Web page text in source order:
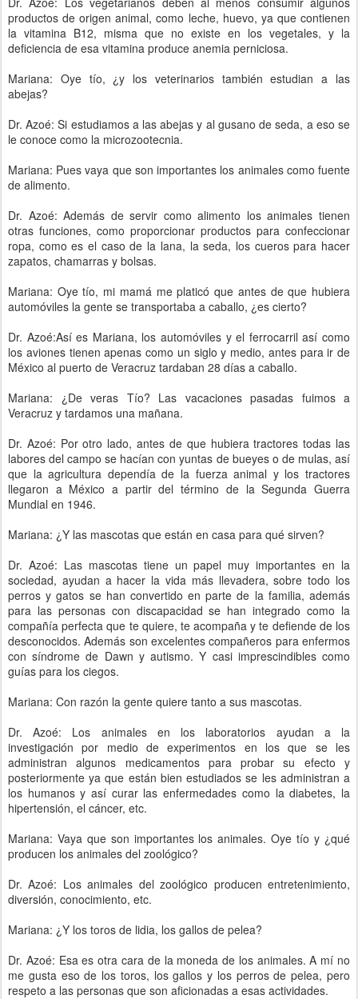
productos de origen animal, como leche, huevo, ya que contienen
la vitamina B12, misma que no existe en los vegetales, y la
deficiencia de esa vitamina produce anemia perniciosa.
Mariana: Oye tío, ¿y los veterinarios también estudian a las
abejas?
Dr. Azoé: Si estudiamos a las abejas y al gusano de seda, a eso se
le conoce como la microzootecnia.
Mariana: Pues vaya que son importantes los animales como fuente
de alimento.
Dr. Azoé: Además de servir como alimento los animales tienen
otras funciones, como proporcionar productos para confeccionar
ropa, como es el caso de la lana, la seda, los cueros para hacer
zapatos, chamarras y bolsas.
Mariana: Oye tío, mi mamá me platicó que antes de que hubiera
automóviles la gente se transportaba a caballo, ¿es cierto?
Dr. Azoé:Así es Mariana, los automóviles y el ferrocarril así como
los aviones tienen apenas como un siglo y medio, antes para ir de
México al puerto de Veracruz tardaban 28 días a caballo.
Mariana: ¿De veras Tío? Las vacaciones pasadas fuimos a
Veracruz y tardamos una mañana.
Dr. Azoé: Por otro lado, antes de que hubiera tractores todas las
labores del campo se hacían con yuntas de bueyes o de mulas, así
que la agricultura dependía de la fuerza animal y los tractores
llegaron a México a partir del término de la Segunda Guerra
Mundial en 1946.
Mariana: ¿Y las mascotas que están en casa para qué sirven?
Dr. Azoé: Las mascotas tiene un papel muy importantes en la
sociedad, ayudan a hacer la vida más llevadera, sobre todo los
perros y gatos se han convertido en parte de la familia, además
para las personas con discapacidad se han integrado como la
compañía perfecta que te quiere, te acompaña y te defiende de los
desconocidos. Además son excelentes compañeros para enfermos
con síndrome de Dawn y autismo. Y casi imprescindibles como
guías para los ciegos.
Mariana: Con razón la gente quiere tanto a sus mascotas.
Dr. Azoé: Los animales en los laboratorios ayudan a la
investigación por medio de experimentos en los que se les
administran algunos medicamentos para probar su efecto y
posteriormente ya que están bien estudiados se les administran a
los humanos y así curar las enfermedades como la diabetes, la
hipertensión, el cáncer, etc.
Mariana: Vaya que son importantes los animales. Oye tío y ¿qué
producen los animales del zoológico?
Dr. Azoé: Los animales del zoológico producen entretenimiento,
diversión, conocimiento, etc.
Mariana: ¿Y los toros de lidia, los gallos de pelea?
Dr. Azoé: Esa es otra cara de la moneda de los animales. A mí no
me gusta eso de los toros, los gallos y los perros de pelea, pero
respeto a las personas que son aficionadas a esas actividades.